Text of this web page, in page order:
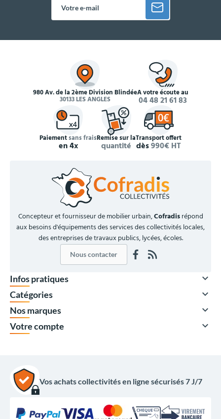
594,00 € HT
712,80 €TTC
Options du produit
980 Av. de la 2ème Division Blindée
30133 LES ANGLES
À votre écoute au
04 48 21 61 83
Paiementsans frais
en 4x
Remise sur la
quantité
Transport offert
dès990€ HT
Concepteur et fournisseur de mobilier urbain,Cofradisrépond
aux besoins d'équipements des services des collectivités locales,
des entreprises de travaux publics, lycées, écoles.
Nous contacter
Infos pratiques 
Catégories 
Nos marques 
Votre compte 
Vos achats collectivités en ligne sécurisés 7 J/7